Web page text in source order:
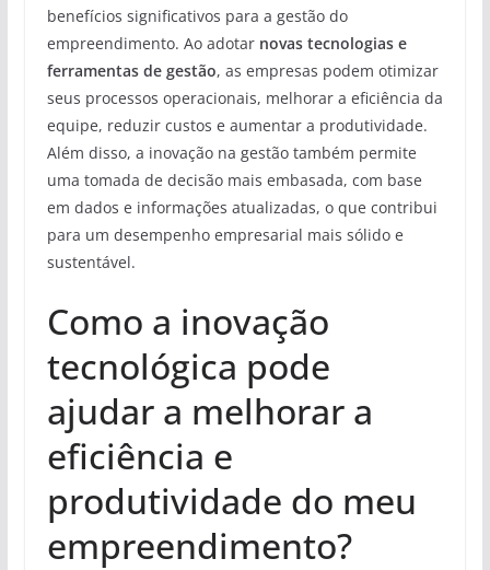
benefícios significativos para a gestão do
empreendimento. Ao adotarnovas tecnologias e
ferramentas de gestão, as empresas podem otimizar
seus processos operacionais, melhorar a eficiência da
equipe, reduzir custos e aumentar a produtividade.
Além disso, a inovação na gestão também permite
uma tomada de decisão mais embasada, com base
em dados e informações atualizadas, o que contribui
para um desempenho empresarial mais sólido e
sustentável.
Como a inovação
tecnológica pode
ajudar a melhorar a
eficiência e
produtividade do meu
empreendimento?